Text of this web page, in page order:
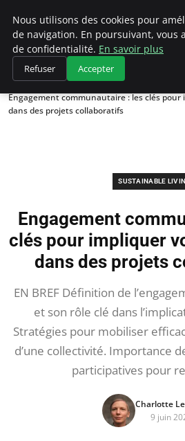
Accueil
Sustainable Living
Engagement communautaire : les clés
dans des projets collaboratifs
SUSTAINABLE
Engagement
clés pour impliquer
dans des projets
EN BREF Définition de
et son rôle clé dans
Stratégies pour mobiliser
d’une collectivité. Importance
participatives pour
Charlotte
9 juin
Nous utilisons des cookies pour
de navigation. En poursuivant, vous
de confidentialité. En savoir plus
Refuser Accepter